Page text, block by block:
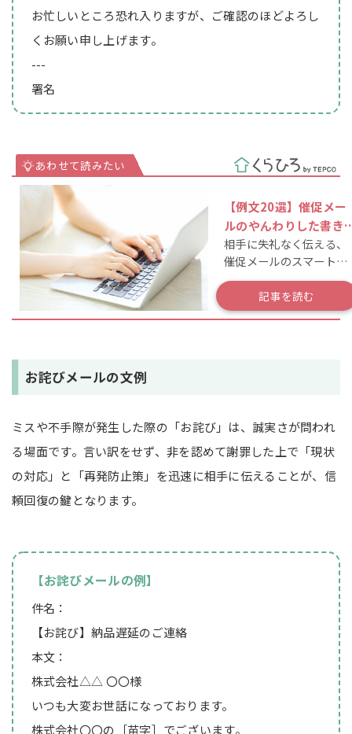
お忙しいところ恐れ入りますが、ご確認のほどよろし
くお願い申し上げます。
---
署名
【例文20選】催促メー
ルのやんわりした書き
方！相手を不快にさせ
いコツ
相手に失礼なく伝える、
催促メールのスマートな
書き方をさらに詳しく！
記事を読む
お詫びメールの文例
ミスや不手際が発生した際の「お詫び」は、誠実さが問われ
る場面です。言い訳をせず、非を認めて謝罪した上で「現状
の対応」と「再発防止策」を迅速に相手に伝えることが、信
頼回復の鍵となります。
【お詫びメールの例】
件名：
【お詫び】納品遅延のご連絡
本文：
株式会社△△ 〇〇様
いつも大変お世話になっております。
株式会社〇〇の［苗字］でございます。